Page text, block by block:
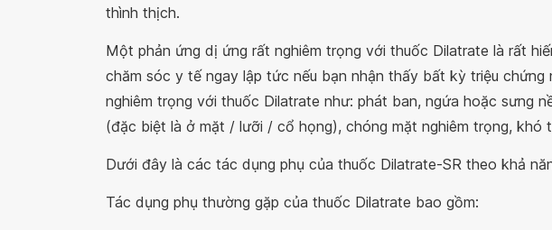
thình thịch.
Một phản ứng dị ứng rất nghiêm trọng với thuốc Dilatrate là rất
chăm sóc y tế ngay lập tức nếu bạn nhận thấy bất kỳ triệu chứng
nghiêm trọng với thuốc Dilatrate như: phát ban, ngứa hoặc sưng
(đặc biệt là ở mặt / lưỡi / cổ họng), chóng mặt nghiêm trọng, khó
Dưới đây là các tác dụng phụ của thuốc Dilatrate-SR theo khả
Tác dụng phụ thường gặp của thuốc Dilatrate bao gồm: